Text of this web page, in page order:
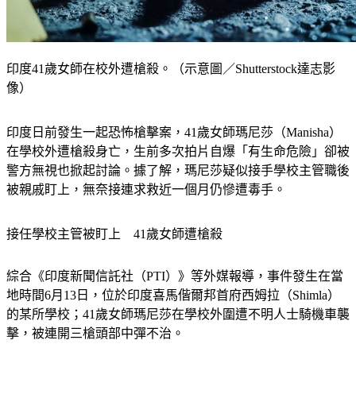
印度41歲女師在校外遭槍殺。（示意圖／Shutterstock達志影
像）
印度日前發生一起恐怖槍擊案，41歲女師瑪尼莎（Manisha）
在學校外遭槍殺身亡，生前多次拍片自爆「有生命危險」卻被
警方無視也掀起討論。據了解，瑪尼莎疑似接手學校主管職後
被親戚盯上，無奈接連求救近一個月仍慘遭毒手。
接任學校主管被盯上　41歲女師遭槍殺
綜合《印度新聞信託社（PTI）》等外媒報導，事件發生在當
地時間6月13日，位於印度喜馬偕爾邦首府西姆拉（Shimla）
的某所學校；41歲女師瑪尼莎在學校外圍遭不明人士騎機車襲
擊，被連開三槍頭部中彈不治。